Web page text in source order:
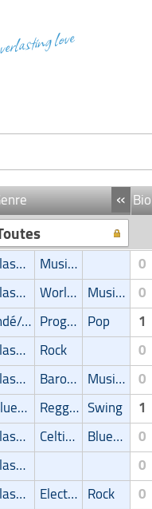
love
« Bio
Classic Musique de film 0
Classic World Music Musique de film 0
Indé/Alternatif Progressive Pop 1
Classic Rock 0
Classic Baroque Musique de film 0
Blues/Swing Reggae/Ragga/Dub Swing 1
Classic Celtique Blues/Swing 0
Classic 0
Classic Electro Rock 0